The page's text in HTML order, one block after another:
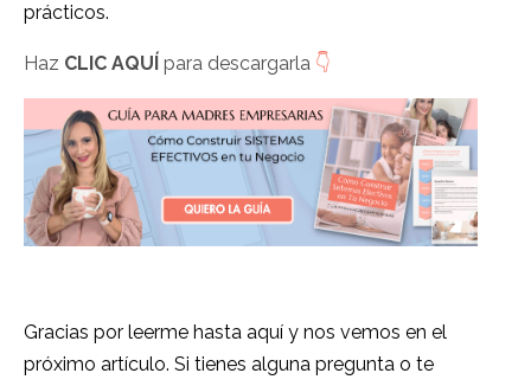
prácticos.
Haz CLIC AQUÍ para descargarla 👇
Gracias por leerme hasta aquí y nos vemos en el
próximo artículo. Si tienes alguna pregunta o te